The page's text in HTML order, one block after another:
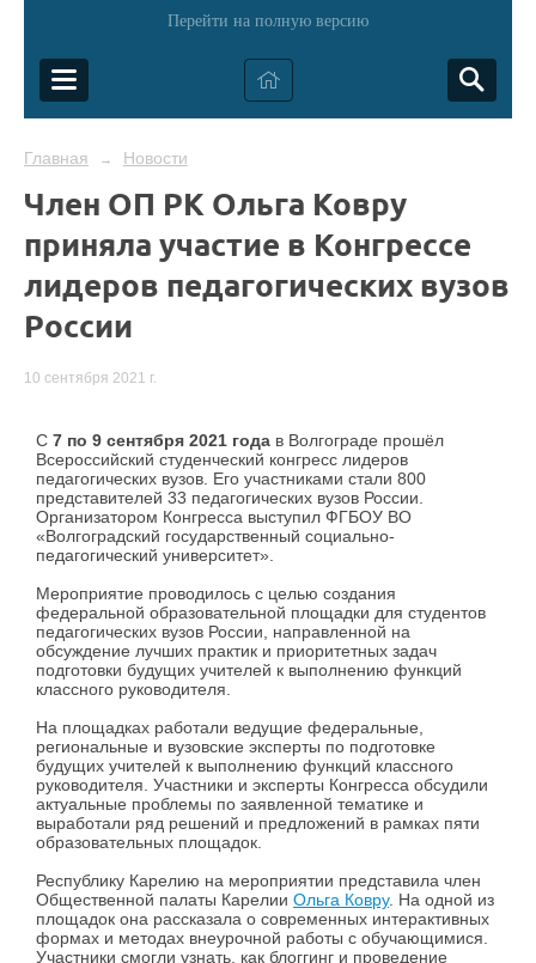
Перейти на полную версию
Главная → Новости
Член ОП РК Ольга Ковру
приняла участие в Конгрессе
лидеров педагогических вузов
России
10 сентября 2021 г.
С 7 по 9 сентября 2021 года в Волгограде прошёл
Всероссийский студенческий конгресс лидеров
педагогических вузов. Его участниками стали 800
представителей 33 педагогических вузов России.
Организатором Конгресса выступил ФГБОУ ВО
«Волгоградский государственный социально-
педагогический университет».
Мероприятие проводилось с целью создания
федеральной образовательной площадки для студентов
педагогических вузов России, направленной на
обсуждение лучших практик и приоритетных задач
подготовки будущих учителей к выполнению функций
классного руководителя.
На площадках работали ведущие федеральные,
региональные и вузовские эксперты по подготовке
будущих учителей к выполнению функций классного
руководителя. Участники и эксперты Конгресса обсудили
актуальные проблемы по заявленной тематике и
выработали ряд решений и предложений в рамках пяти
образовательных площадок.
Республику Карелию на мероприятии представила член
Общественной палаты Карелии Ольга Ковру. На одной из
площадок она рассказала о современных интерактивных
формах и методах внеурочной работы с обучающимися.
Участники смогли узнать, как блоггинг и проведение